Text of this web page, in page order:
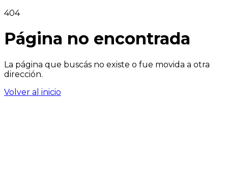
404
Página no encontrada
La página que buscás no existe o fue movida a otra
dirección.
Volver al inicio